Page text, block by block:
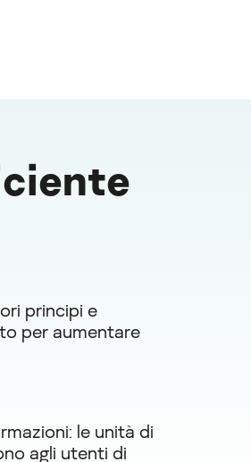
principi e
per aumentare
le unità di
agli utenti di